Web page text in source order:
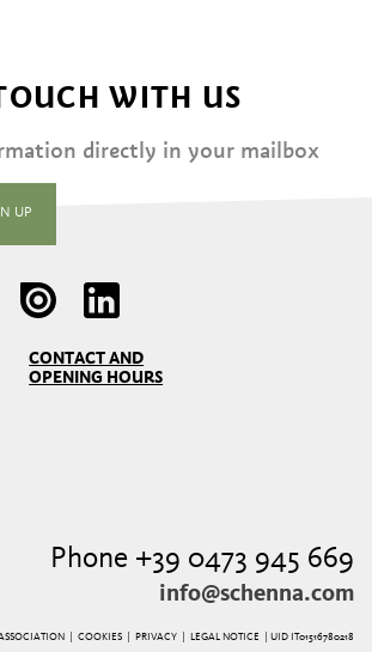
WITH US
directly in your mailbox
UP
CONTACT AND
OPENING HOURS
Phone +39 0473 945 669
info@schenna.com
| COOKIES| PRIVACY| LEGAL NOTICE | UID IT01516780218